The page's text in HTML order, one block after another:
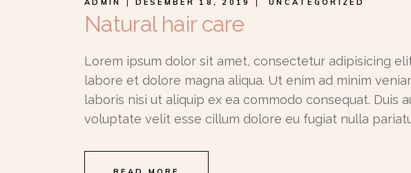
ADMIN DESEMBER 18, 2019 UNCATEGORIZED
Natural hair care
Lorem ipsum dolor sit amet, consectetur adipisicing
labore et dolore magna aliqua. Ut enim ad minim
laboris nisi ut aliquip ex ea commodo consequat. Duis
voluptate velit esse cillum dolore eu fugiat nulla